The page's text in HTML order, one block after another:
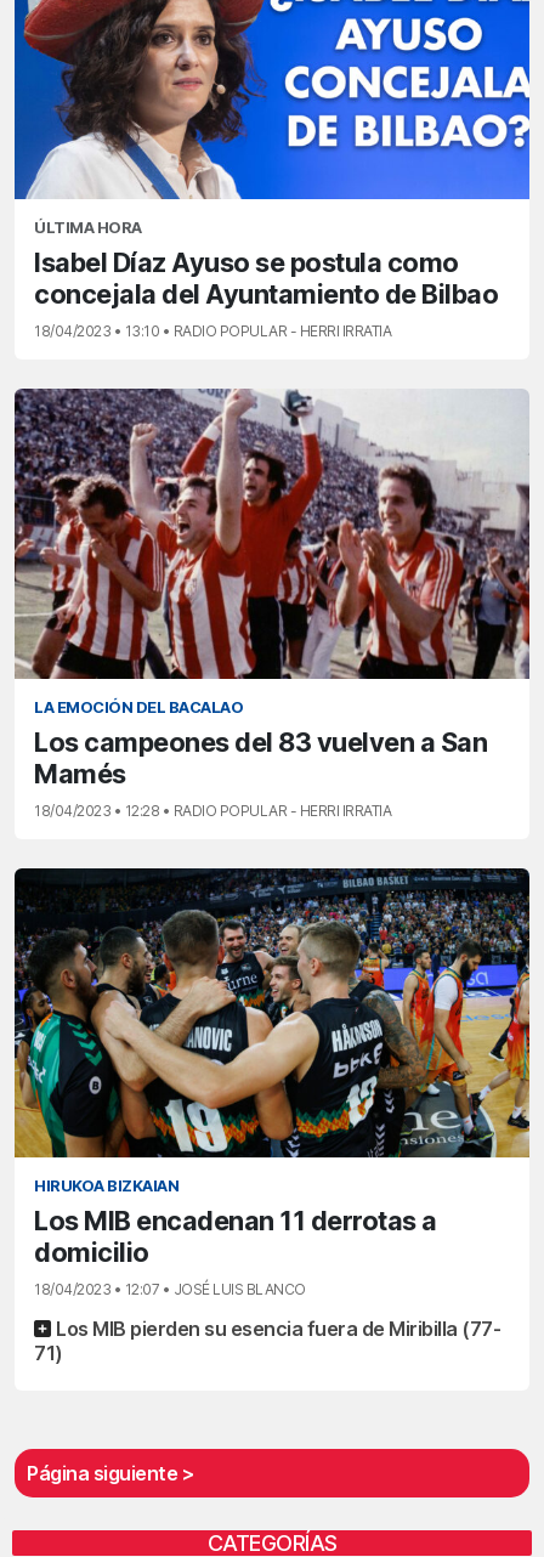
ÚLTIMA HORA
Isabel Díaz Ayuso se postula como
concejala del Ayuntamiento de Bilbao
18/04/2023 • 13:10 • RADIO POPULAR - HERRI IRRATIA
LA EMOCIÓN DEL BACALAO
Los campeones del 83 vuelven a San
Mamés
18/04/2023 • 12:28 • RADIO POPULAR - HERRI IRRATIA
HIRUKOA BIZKAIAN
Los MIB encadenan 11 derrotas a
domicilio
18/04/2023 • 12:07 • JOSÉ LUIS BLANCO
Los MIB pierden su esencia fuera de Miribilla (77-
71)
Página siguiente >
CATEGORÍAS